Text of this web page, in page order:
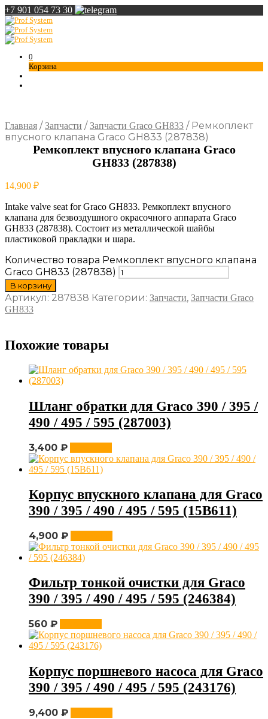
+7 901 054 73 30
0
Корзина
Главная / Запчасти / Запчасти Graco GH833 /Ремкоплект
впусного клапана Graco GH833 (287838)
Ремкоплект впусного клапана Graco
GH833 (287838)
14,900 ₽
Intake valve seat for Graco GH833. Ремкоплект впусного
клапана для безвоздушного окрасочного аппарата Graco
GH833 (287838). Состоит из металлической шайбы
пластиковой пракладки и шара.
Количество товара Ремкоплект впусного клапана
Graco GH833 (287838)
В корзину
Артикул: 287838 Категории: Запчасти, Запчасти Graco
GH833
Похожие товары
Шланг обратки для Graco 390 / 395 /
490 / 495 / 595 (287003)
3,400 ₽
Корпус впускного клапана для Graco
390 / 395 / 490 / 495 / 595 (15B611)
4,900 ₽
Фильтр тонкой очистки для Graco
390 / 395 / 490 / 495 / 595 (246384)
560 ₽
Корпус поршневого насоса для Graco
390 / 395 / 490 / 495 / 595 (243176)
9,400 ₽